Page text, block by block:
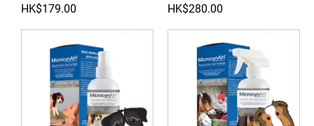
HK$179.00
HK$280.00